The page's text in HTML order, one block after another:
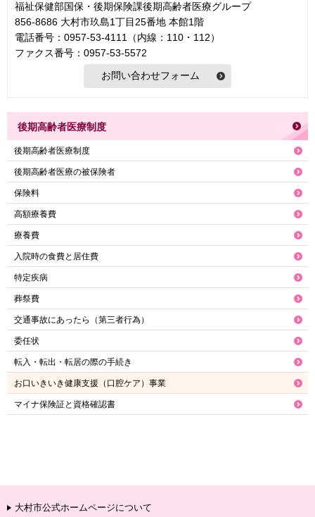
福祉保健部国保・後期保険課後期高齢者医療グループ
856-8686 大村市玖島1丁目25番地 本館1階
電話番号：0957-53-4111（内線：110・112）
ファクス番号：0957-53-5572
後期高齢者医療制度
後期高齢者医療制度
後期高齢者医療の被保険者
保険料
高額療養費
療養費
入院時の食費と居住費
特定疾病
葬祭費
交通事故にあったら（第三者行為）
委任状
転入・転出・転居の際の手続き
お口いきいき健康支援（口腔ケア）事業
マイナ保険証と資格確認書
大村市公式ホームページについて